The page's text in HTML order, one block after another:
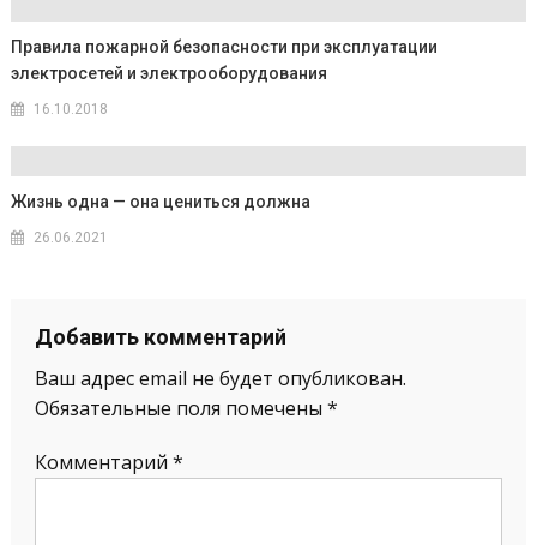
Правила пожарной безопасности при эксплуатации
электросетей и электрооборудования
16.10.2018
Жизнь одна — она цениться должна
26.06.2021
Добавить комментарий
Ваш адрес email не будет опубликован.
Обязательные поля помечены *
Комментарий *